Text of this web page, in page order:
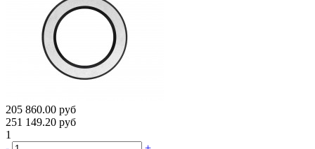
205 860.00 руб
251 149.20 руб
1